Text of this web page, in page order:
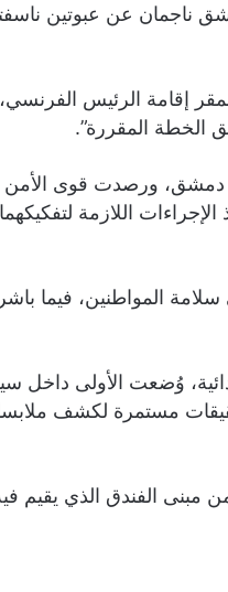
ناجمان عن عبوتين
إقامة الرئيس
الخطة المقررة”.
دمشق، ورصدت قوى الأمن
اللازمة
المواطنين، فيما
وُضعت الأولى داخل
مستمرة لكشف
الفندق الذي يقيم